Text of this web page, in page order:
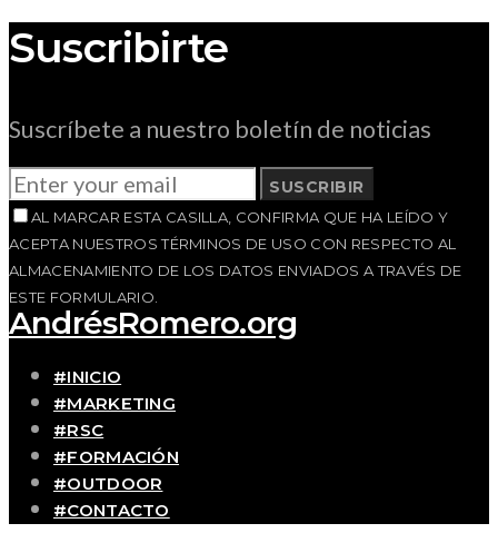
Suscribirte
Suscríbete a nuestro boletín de noticias
SUSCRIBIR
AL MARCAR ESTA CASILLA, CONFIRMA QUE HA LEÍDO Y
ACEPTA NUESTROS TÉRMINOS DE USO CON RESPECTO AL
ALMACENAMIENTO DE LOS DATOS ENVIADOS A TRAVÉS DE
ESTE FORMULARIO.
AndrésRomero.org
#INICIO
#MARKETING
#RSC
#FORMACIÓN
#OUTDOOR
#CONTACTO